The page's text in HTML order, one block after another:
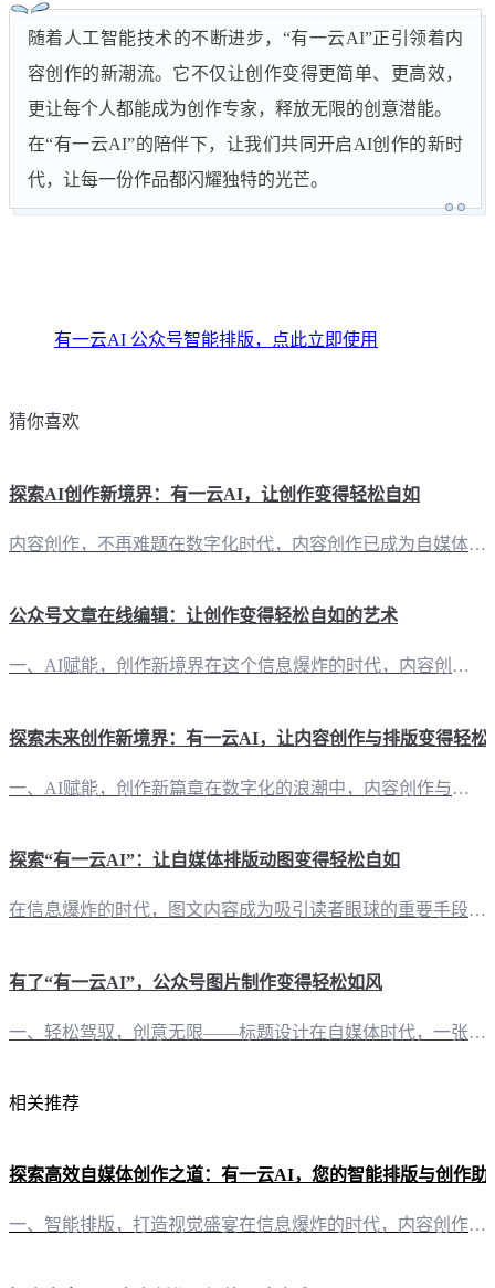
随着人工智能技术的不断进步，“有一云AI”正引领着内
容创作的新潮流。它不仅让创作变得更简单、更高效，
更让每个人都能成为创作专家，释放无限的创意潜能。
在“有一云AI”的陪伴下，让我们共同开启AI创作的新时
代，让每一份作品都闪耀独特的光芒。
有一云AI 公众号智能排版，点此立即使用
猜你喜欢
探索AI创作新境界：有一云AI，让创作变得轻松自如
内容创作，不再难题在数字化时代，内容创作已成为自媒体、营销、教育等多个领域的关键技能。然而，内容创作并非易事，灵感时常缺席，时间往往紧迫。此时，一款名为“有一云AI”的创新型AI智能写作+排版软件应运而生，为创作者们带来前所未有的便捷与效率。 五大类装修皮肤，千款选择，让排版成为艺术“有一云AI”在内容排版方面，独具匠心。提供标题、内容、图文、分隔、引导五大类数千款装修皮肤，如同艺术家的调色板，
公众号文章在线编辑：让创作变得轻松自如的艺术
一、AI赋能，创作新境界在这个信息爆炸的时代，内容创作成为自媒体的核心竞争力。而“有一云AI”，作为一款创新型AI智能写作+排版软件，正引领着内容创作的革新。它不仅仅是一个工具，更是一位默默无闻的助手，为自媒体创作者们解锁了创作的无限可能。 二、排版之美，尽在掌握在内容排版方面，“有一云AI”如同一位独具匠心的设计师，为你提供数千款装修皮肤。从标题到内容，从图文到分隔，再到引导，五大类设计元素，
探索未来创作新境界：有一云AI，让内容创作与排版变得轻松
一、AI赋能，创作新篇章在数字化的浪潮中，内容创作与排版成为了自媒体创作者的必修课。而“有一云AI”的出现，正是为了满足这一时代的需求。这款创新型AI智能写作+排版软件，以其卓越的性能和便捷的操作，为自媒体创作者带来了前所未有的创作体验。 二、排版之美，尽在有一云“有一云AI”在内容排版方面独具匠心，提供了包含标题、内容、图文、分隔、引导等五大类的数千款装修皮肤。这些皮肤不仅风格多样，而且操作简
探索“有一云AI”：让自媒体排版动图变得轻松自如
在信息爆炸的时代，图文内容成为吸引读者眼球的重要手段。动图作为图文的一种，能够生动地传达信息，增强文章的趣味性和吸引力。然而，如何在微信公众号中巧妙地排版动图，却是一门艺术。今天，让我们一起来探索如何利用“有一云AI”实现这一目标。 二、使用“有一云AI”排版动图的便捷性 2.1 快速导入，智能排版“有一云AI”提供一键导入功能，轻松将动图导入至编辑界面。系统会自动识别动图位置，并智能推荐合适的排
有了“有一云AI”，公众号图片制作变得轻松如风
一、轻松驾驭，创意无限——标题设计在自媒体时代，一张精美的公众号图片往往能瞬间抓住读者的眼球。而“有一云AI”的标题设计功能，为你的公众号图片制作提供了丰富的创意灵感。 1. 千款模板，一触即发“有一云AI”提供数千款标题模板，涵盖时下流行元素，无论你是追求时尚、简约还是经典，总能找到心仪的那一款。 2. 个性化定制，彰显个性除了预设模板，你还可以根据个人喜好进行个性化定制，调整颜色、字体、布局
相关推荐
探索高效自媒体创作之道：有一云AI，您的智能排版与创作助
一、智能排版，打造视觉盛宴在信息爆炸的时代，内容创作者们都在追求一篇篇引人入胜的文章。而“有一云AI”正是为了满足这一需求而生。它不仅为自媒体创作者们提供了前沿的AI技术服务，更是将创作过程中的繁琐步骤自动化，让您的文章排版变得轻松而高效。 1. 数千款装修皮肤，个性化定制在“有一云AI”中，您将发现包含标题、内容、图文、分隔、引导等五大类的数千款装修皮肤。这些精心设计的皮肤能够为您的文章增色添